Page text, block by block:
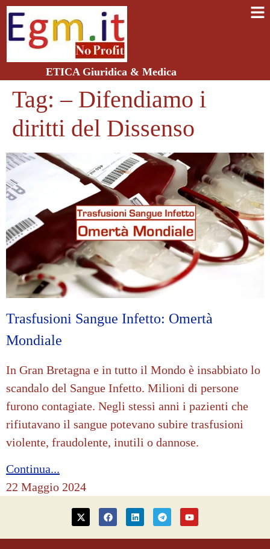
ETICA Giuridica & Medica
Tag:– Difendiamo i
diritti del Dissenso
Trasfusioni Sangue Infetto: Omertà
Mondiale
In Gran Bretagna e in tutto il Mondo è insabbiato lo
scandalo del Sangue Infetto. Milioni di persone
furono contagiate. Negli stessi anni i pazienti che
rifiutavano il sangue potevano subire trasfusioni
violente, fraudolente, inutili o dannose.
Continua...
22 Maggio 2024